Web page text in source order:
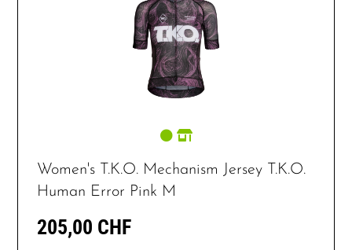
Women's T.K.O. Mechanism Jersey T.K.O.
Human Error Pink M
205,00 CHF